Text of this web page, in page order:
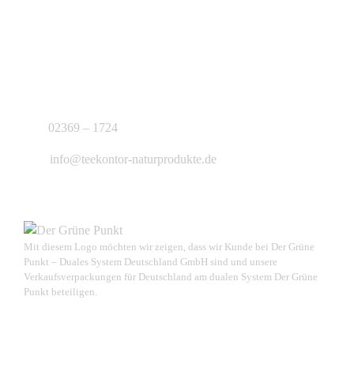
02369 – 1724
info@teekontor-naturprodukte.de
Mit diesem Logo möchten wir zeigen, dass wir Kunde bei Der Grüne
Punkt – Duales System Deutschland GmbH sind und unsere
Verkaufsverpackungen für Deutschland am dualen System Der Grüne
Punkt beteiligen.